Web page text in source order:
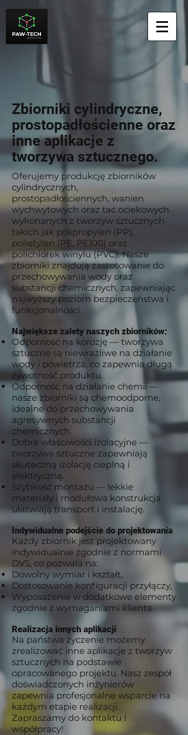
Zbiorniki cylindryczne,
prostopadłościenne oraz
inne aplikacje z
tworzywa sztucznego.
Oferujemy produkcję zbiorników
cylindrycznych,
prostopadłościennych, wanien
wychwytowych oraz tac ociekowych
wykonanych z tworzyw sztucznych
takich jak polipropylen (PP),
polietylen (PE, PE100) oraz
polichlorek winylu (PVC). Nasze
zbiorniki znajdują zastosowanie do
przechowywania wody oraz
substancji chemicznych, zapewniając
najwyższy poziom bezpieczeństwa i
funkcjonalności.
Największe zalety naszych zbiorników:
Odporność na korozję — tworzywa
sztuczne są niewrażliwe na działanie
wody i powietrza, co zapewnia długą
żywotność produktu.
Odporność na działanie chemii —
nasze zbiorniki są chemoodporne,
idealne do przechowywania
agresywnych substancji
chemicznych.
Dobre właściwości izolacyjne —
tworzywa sztuczne zapewniają
skuteczną izolację cieplną i
elektryczną.
Szybkość montażu — lekkie
materiały i modułowa konstrukcja
ułatwiają transport i instalację.
Indywidualne podejście do projektowania
Każdy zbiornik jest projektowany
indywidualnie zgodnie z normami
DVS, co pozwala na:
Dowolny wymiar i kształt,
Dostosowanie konfiguracji przyłączy,
Wyposażenie w dodatkowe elementy
zgodnie z wymaganiami klienta.
Realizacja innych aplikacji
Na państwa życzenie możemy
zrealizować inne aplikacje z tworzyw
sztucznych na podstawie
opracowanego projektu. Nasz zespół
doświadczonych inżynierów
zapewnia profesjonalne wsparcie na
każdym etapie realizacji.
Zapraszamy do kontaktu i
współpracy!